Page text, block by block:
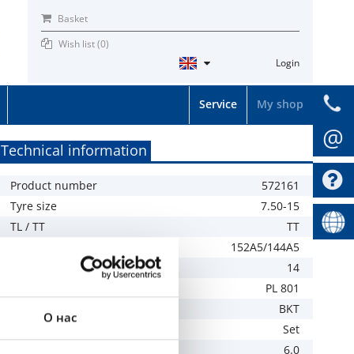
О нас
Basket
Wish list (0)
Login
My shop
Service
Technical information
Product number
572161
Tyre size
7.50-15
TL / TT
TT
152A5/144A5
14
PL 801
BKT
Set
6.0
@